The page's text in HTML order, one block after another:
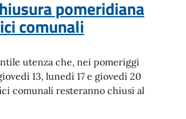
pomeridiana
comunali
utenza che, nei pomeriggi
13, lunedì 17 e giovedì 20
comunali resteranno chiusi al